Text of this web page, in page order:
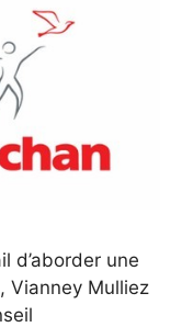
d’aborder une
Vianney Mulliez